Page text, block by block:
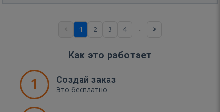
1 2 3 4 ...
Как это работает
1 Создай заказ
Это бесплатно